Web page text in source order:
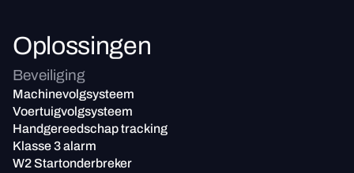
Oplossingen
Beveiliging
Machinevolgsysteem
Voertuigvolgsysteem
Handgereedschap tracking
Klasse 3 alarm
W2 Startonderbreker